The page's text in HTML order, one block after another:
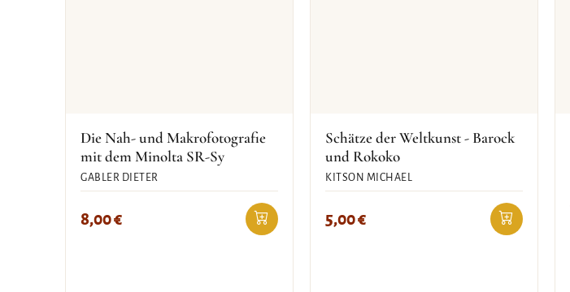
Die Nah- und Makrofotografie
mit dem Minolta SR-Sy
GABLER DIETER
8,00€
Schätze der Weltkunst - Barock
und Rokoko
KITSON MICHAEL
5,00€